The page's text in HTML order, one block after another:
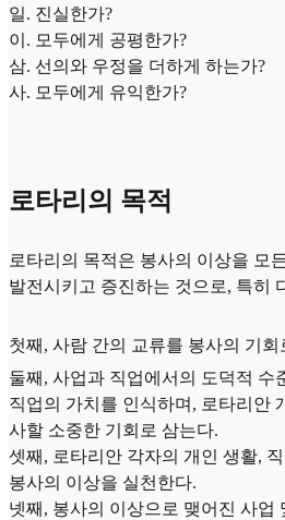
일. 진실한가?
이. 모두에게 공평한가?
삼. 선의와 우정을 더하게 하는가?
사. 모두에게 유익한가?
로타리의 목적
로타리의 목적은 봉사의 이상을 모
발전시키고 증진하는 것으로, 특히
첫째, 사람 간의 교류를 봉사의 기
둘째, 사업과 직업에서의 도덕적
직업의 가치를 인식하며, 로타리안
사할 소중한 기회로 삼는다.
셋째, 로타리안 각자의 개인 생활,
봉사의 이상을 실천한다.
넷째, 봉사의 이상으로 맺어진 사업